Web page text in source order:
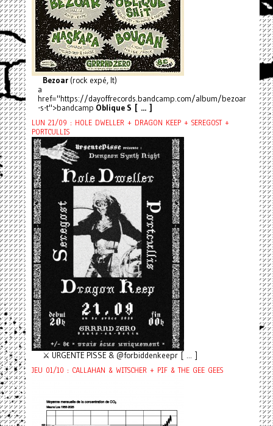
Bezoar(rock expé, It)
a
href="https://dayoffrecords.bandcamp.com/album/bezoar
-s-t">bandcamp Oblique S [ ... ]
LUN 21/09 : HOLE DWELLER + DRAGON KEEP + SEREGOST +
PORTCULLIS
⚔️ URGENTE PISSE & @forbiddenkeepr [ ... ]
JEU 01/10 : CALLAHAN & WITSCHER + PIF & THE GEE GEES